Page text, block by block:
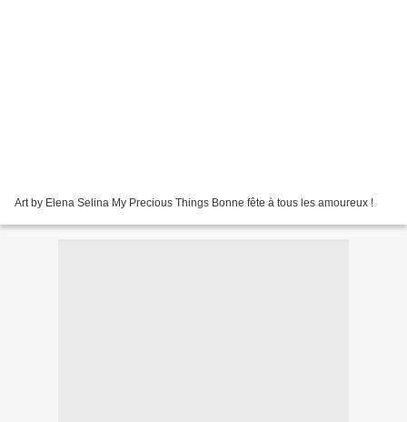
Art by Elena Selina My Precious Things Bonne fête à tous les amoureux !